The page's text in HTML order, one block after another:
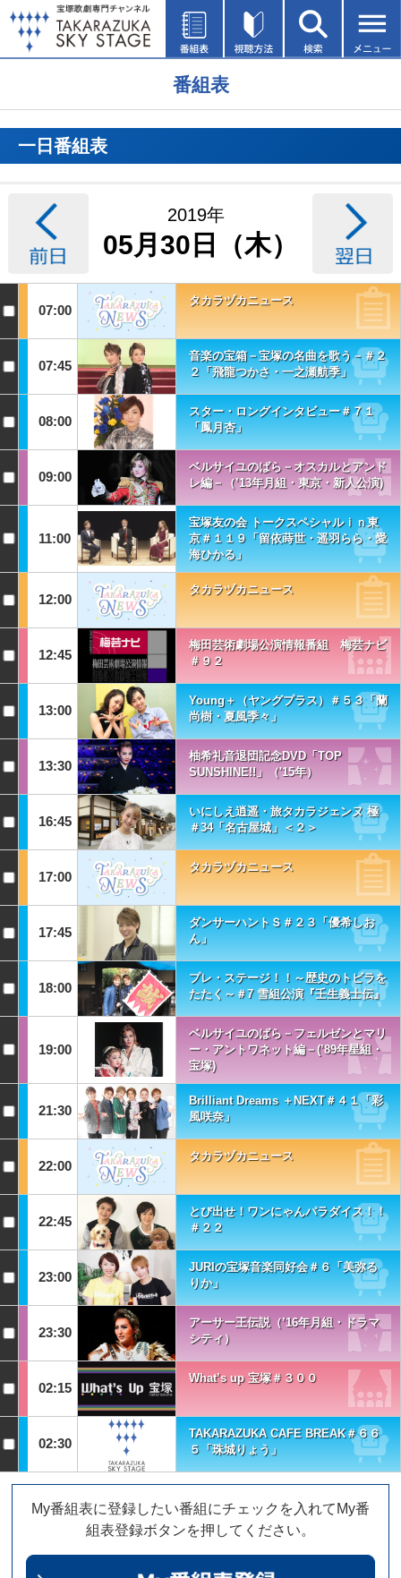
番組表
一日番組表
2019年
05月30日（木）
07:00
タカラヅカニュース
07:45
音楽の宝箱－宝塚の名曲を歌う－＃２
２「飛龍つかさ・一之瀬航季」
08:00
スター・ロングインタビュー＃７１
「鳳月杏」
09:00
ベルサイユのばら－オスカルとアンド
レ編－（’13年月組・東京・新人公演)
11:00
宝塚友の会 トークスペシャルｉｎ東
京＃１１９「留依蒔世・遥羽らら・愛
海ひかる」
12:00
タカラヅカニュース
12:45
梅田芸術劇場公演情報番組 梅芸ナビ
＃９２
13:00
Young＋（ヤングプラス）＃５３「蘭
尚樹・夏風季々」
13:30
柚希礼音退団記念DVD「TOP
SUNSHINE!!」（'15年）
16:45
いにしえ逍遥・旅タカラジェンヌ 極
＃34「名古屋城」＜２＞
17:00
タカラヅカニュース
17:45
ダンサーハントＳ＃２３「優希しお
ん」
18:00
プレ・ステージ！！～歴史のトビラを
たたく～＃7 雪組公演『壬生義士伝』
19:00
ベルサイユのばら－フェルゼンとマリ
ー・アントワネット編－(’89年星組・
宝塚)
21:30
Brilliant Dreams ＋NEXT＃４１「彩
風咲奈」
22:00
タカラヅカニュース
22:45
とび出せ！ワンにゃんパラダイス！！
＃２２
23:00
JURIの宝塚音楽同好会＃６「美弥る
りか」
23:30
アーサー王伝説（’16年月組・ドラマ
シティ）
02:15
What’s up 宝塚＃３００
02:30
TAKARAZUKA CAFE BREAK＃６６
５「珠城りょう」
My番組表に登録したい番組にチェックを入れてMy番
組表登録ボタンを押してください。